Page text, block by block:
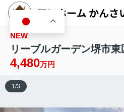
NEW
リーブルガーデン堺市
4,480万円
1/3